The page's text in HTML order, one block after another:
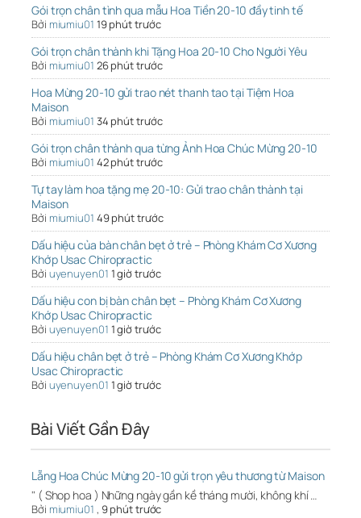
Gói trọn chân tình qua mẫu Hoa Tiền 20-10 đầy tinh tế
Bởi miumiu01 19 phút trước
Gói trọn chân thành khi Tặng Hoa 20-10 Cho Người Yêu
Bởi miumiu01 26 phút trước
Hoa Mừng 20-10 gửi trao nét thanh tao tại Tiệm Hoa
Maison
Bởi miumiu01 34 phút trước
Gói trọn chân thành qua từng Ảnh Hoa Chúc Mừng 20-10
Bởi miumiu01 42 phút trước
Tự tay làm hoa tặng mẹ 20-10: Gửi trao chân thành tại
Maison
Bởi miumiu01 49 phút trước
Dấu hiệu của bàn chân bẹt ở trẻ – Phòng Khám Cơ Xương
Khớp Usac Chiropractic
Bởi uyenuyen01 1 giờ trước
Dấu hiệu con bị bàn chân bẹt – Phòng Khám Cơ Xương
Khớp Usac Chiropractic
Bởi uyenuyen01 1 giờ trước
Dấu hiệu chân bẹt ở trẻ – Phòng Khám Cơ Xương Khớp
Usac Chiropractic
Bởi uyenuyen01 1 giờ trước
Bài Viết Gần Đây
Lẵng Hoa Chúc Mừng 20-10 gửi trọn yêu thương từ Maison
" ( Shop hoa ) Những ngày gần kề tháng mười, không khí …
Bởi miumiu01 , 9 phút trước